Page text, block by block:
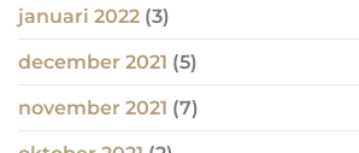
januari 2022 (3)
december 2021 (5)
november 2021 (7)